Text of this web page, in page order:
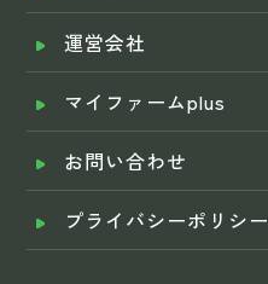
運営会社
マイファームplus
お問い合わせ
プライバシーポリシー